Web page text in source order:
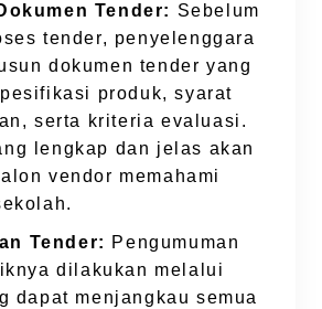
Tender: Sebelum
tender, penyelenggara
dokumen tender yang
produk, syarat
serta kriteria evaluasi.
lengkap dan jelas akan
vendor memahami
Tender: Pengumuman
dilakukan melalui
dapat menjangkau semua